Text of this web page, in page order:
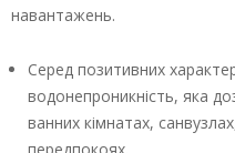
навантажень.
Серед позитивних
водонепроникність, яка
ванних кімнатах,